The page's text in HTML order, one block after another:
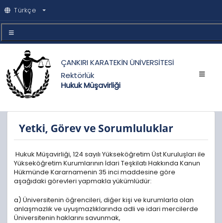
Türkçe
ÇANKIRI KARATEKİN ÜNİVERSİTESİ
Rektörlük
Hukuk Müşavirliği
Yetki, Görev ve Sorumluluklar
Hukuk Müşavirliği, 124 sayılı Yükseköğretim Üst Kuruluşları ile
Yükseköğretim Kurumlarının İdari Teşkilatı Hakkında Kanun
Hükmünde Kararnamenin 35 inci maddesine göre
aşağıdaki görevleri yapmakla yükümlüdür:
a) Üniversitenin öğrencileri, diğer kişi ve kurumlarla olan
anlaşmazlık ve uyuşmazlıklarında adli ve idari mercilerde
Üniversitenin haklarını savunmak,